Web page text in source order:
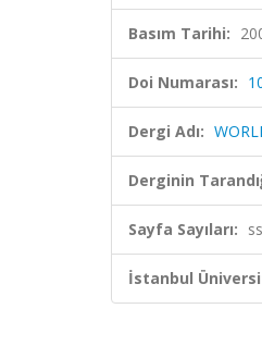
Basım Tarihi:
Doi Numarası:
Dergi Adı:
Derginin
Sayfa Sayıları:
İstanbul